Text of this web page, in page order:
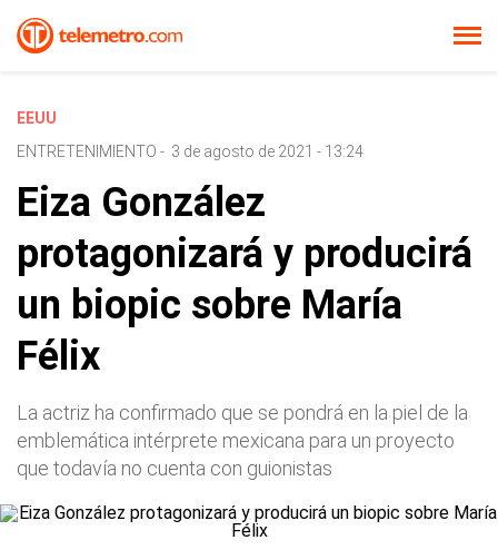
EEUU
ENTRETENIMIENTO - 3 de agosto de 2021 - 13:24
Eiza González
protagonizará y producirá
un biopic sobre María
Félix
La actriz ha confirmado que se pondrá en la piel de la
emblemática intérprete mexicana para un proyecto
que todavía no cuenta con guionistas